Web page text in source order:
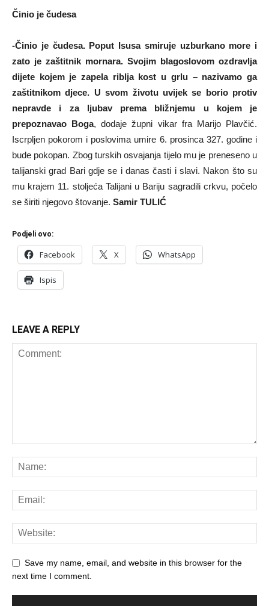
Činio je čudesa
-Činio je čudesa. Poput Isusa smiruje uzburkano more i
zato je zaštitnik mornara. Svojim blagoslovom ozdravlja
dijete kojem je zapela riblja kost u grlu – nazivamo ga
zaštitnikom djece. U svom životu uvijek se borio protiv
nepravde i za ljubav prema bližnjemu u kojem je
prepoznavao Boga, dodaje župni vikar fra Marijo Plavčić.
Iscrpljen pokorom i poslovima umire 6. prosinca 327. godine i
bude pokopan. Zbog turskih osvajanja tijelo mu je preneseno u
talijanski grad Bari gdje se i danas časti i slavi. Nakon što su
mu krajem 11. stoljeća Talijani u Bariju sagradili crkvu, počelo
se širiti njegovo štovanje. Samir TULIĆ
Podjeli ovo:
Facebook X WhatsApp
Ispis
LEAVE A REPLY
Save my name, email, and website in this browser for the
next time I comment.